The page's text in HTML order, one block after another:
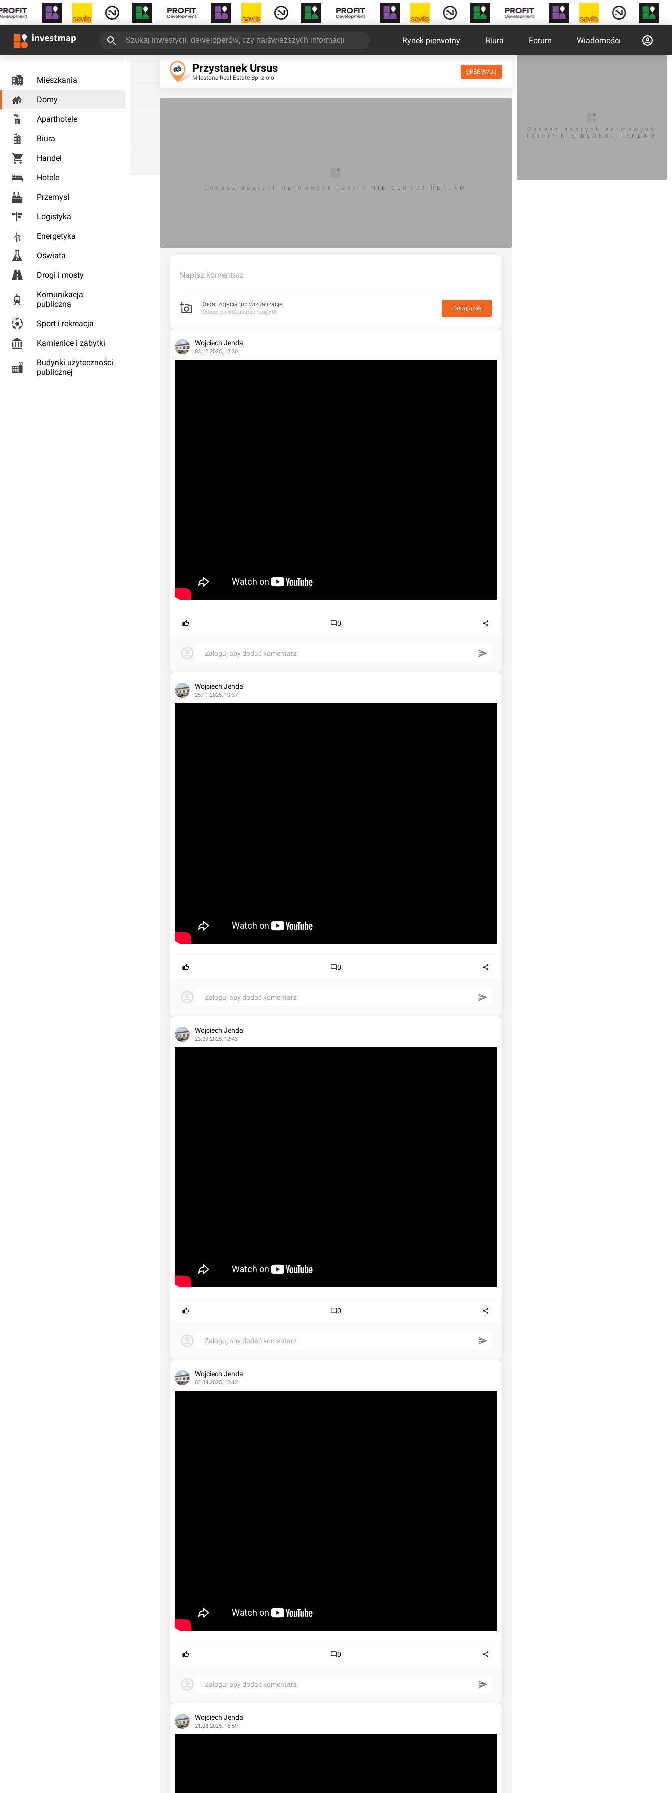
Rynek pierwotny Biura Forum Wiadomości
Mieszkania
Domy
Aparthotele
Biura
Handel
Hotele
Przemysł
Logistyka
Energetyka
Oświata
Drogi i mosty
Komunikacja
publiczna
Sport i rekreacja
Kamienice i zabytki
Budynki użyteczności
publicznej
Przystanek Ursus
Milestone Real Estate Sp. z o.o.
OBSERWUJ
Chcesz dobrych darmowych teści? NIE BLOKUJ REKLAM
Napisz komentarz
Dodaj zdjęcia lub wizualizacje
Możesz również upuścić tutaj pliki
Zaloguj się
Wojciech Jenda
03.12.2025, 12:30
0
Zaloguj aby dodać komentarz
Wojciech Jenda
25.11.2025, 10:37
0
Zaloguj aby dodać komentarz
Wojciech Jenda
23.09.2025, 12:43
0
Zaloguj aby dodać komentarz
Wojciech Jenda
03.09.2025, 12:12
0
Zaloguj aby dodać komentarz
Wojciech Jenda
21.08.2025, 16:59
Chcesz dobrych darmowych
teści? NIE BLOKUJ REKLAM